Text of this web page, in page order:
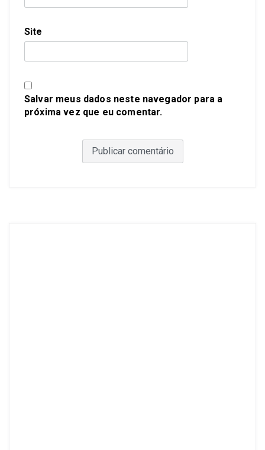
Site
Salvar meus dados neste navegador para a
próxima vez que eu comentar.